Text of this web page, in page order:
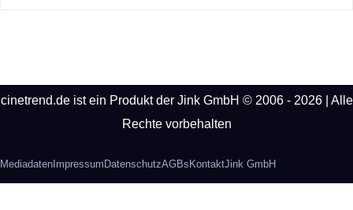
cinetrend.de ist ein Produkt der Jink GmbH © 2006 - 2026 | Alle
Rechte vorbehalten
MediadatenImpressumDatenschutzAGBsKontaktJink GmbH